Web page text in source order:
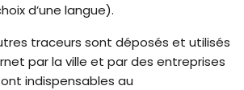
d’une langue).
traceurs sont déposés et utilisés
par la ville et par des entreprises
indispensables au